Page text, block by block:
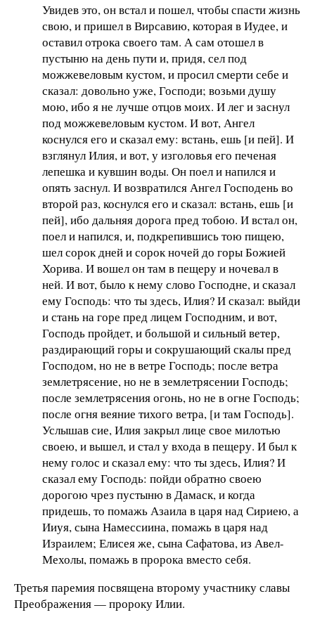
Увидев это, он встал и пошел, чтобы спасти жизнь
свою, и пришел в Вирсавию, которая в Иудее, и
оставил отрока своего там. А сам отошел в
пустыню на день пути и, придя, сел под
можжевеловым кустом, и просил смерти себе и
сказал: довольно уже, Господи; возьми душу
мою, ибо я не лучше отцов моих. И лег и заснул
под можжевеловым кустом. И вот, Ангел
коснулся его и сказал ему: встань, ешь [и пей]. И
взглянул Илия, и вот, у изголовья его печеная
лепешка и кувшин воды. Он поел и напился и
опять заснул. И возвратился Ангел Господень во
второй раз, коснулся его и сказал: встань, ешь [и
пей], ибо дальняя дорога пред тобою. И встал он,
поел и напился, и, подкрепившись тою пищею,
шел сорок дней и сорок ночей до горы Божией
Хорива. И вошел он там в пещеру и ночевал в
ней. И вот, было к нему слово Господне, и сказал
ему Господь: что ты здесь, Илия? И сказал: выйди
и стань на горе пред лицем Господним, и вот,
Господь пройдет, и большой и сильный ветер,
раздирающий горы и сокрушающий скалы пред
Господом, но не в ветре Господь; после ветра
землетрясение, но не в землетрясении Господь;
после землетрясения огонь, но не в огне Господь;
после огня веяние тихого ветра, [и там Господь].
Услышав сие, Илия закрыл лице свое милотью
своею, и вышел, и стал у входа в пещеру. И был к
нему голос и сказал ему: что ты здесь, Илия? И
сказал ему Господь: пойди обратно своею
дорогою чрез пустыню в Дамаск, и когда
придешь, то помажь Азаила в царя над Сириею, а
Ииуя, сына Намессиина, помажь в царя над
Израилем; Елисея же, сына Сафатова, из Авел-
Мехолы, помажь в пророка вместо себя.
Третья паремия посвящена второму участнику славы
Преображения — пророку Илии.